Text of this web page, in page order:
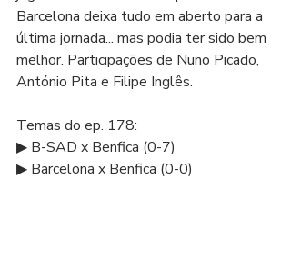
Barcelona deixa tudo em aberto para a
última jornada... mas podia ter sido bem
melhor. Participações de Nuno Picado,
António Pita e Filipe Inglês.
Temas do ep. 178:
▶ B-SAD x Benfica (0-7)
▶ Barcelona x Benfica (0-0)